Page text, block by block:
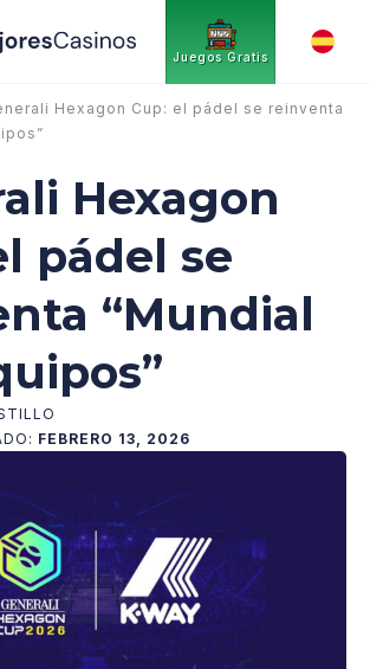
Juegos Gratis
Hexagon Cup: el pádel se reinventa
Hexagon
pádel se
“Mundial
FEBRERO 13, 2026